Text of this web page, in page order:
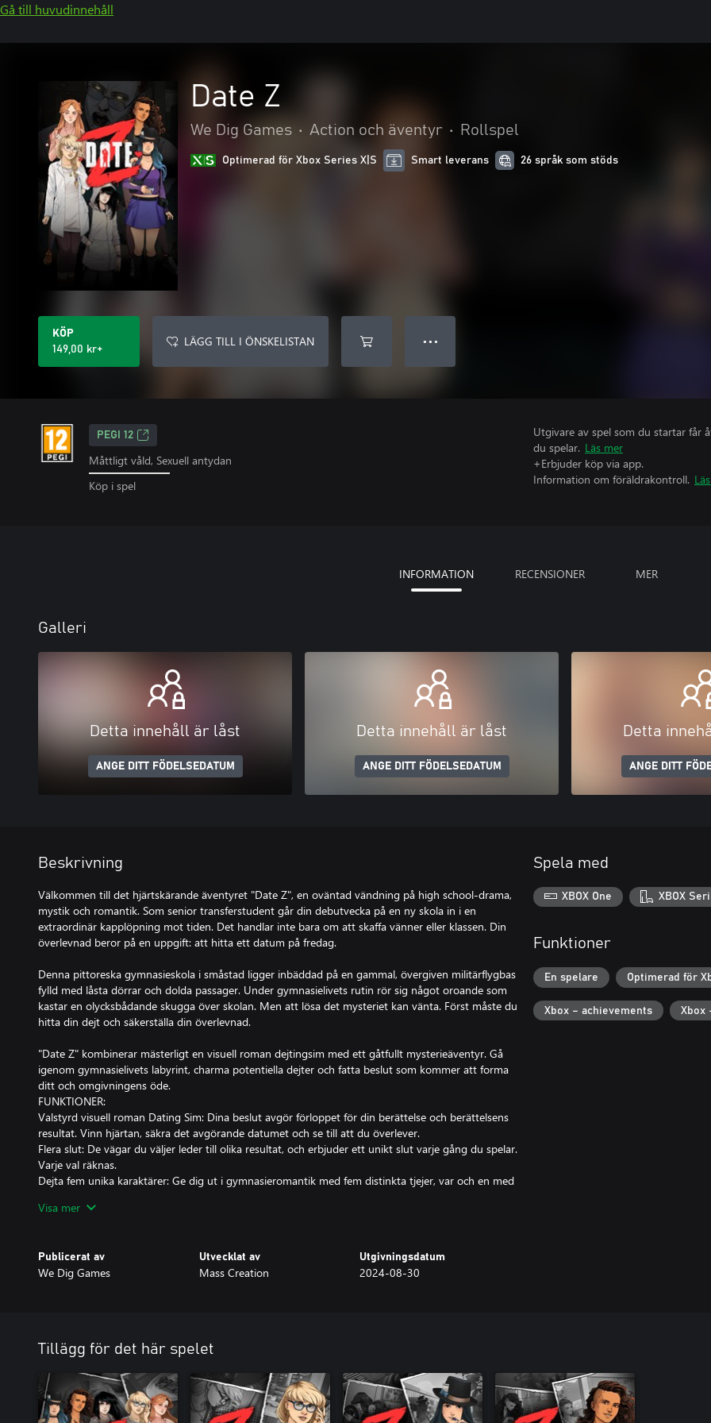
Gå till huvudinnehåll
Date Z
We Dig Games • Action och äventyr • Rollspel
Optimerad för Xbox Series X|S Smart leverans 26 språk som stöds
KÖP
149,00 kr+
LÄGG TILL I ÖNSKELISTAN ● ● ●
PEGI 12
Måttligt våld, Sexuell antydan
Köp i spel
Utgivare av spel som du startar får
du spelar. Läs mer
+Erbjuder köp via app.
Information om föräldrakontroll.
INFORMATION RECENSIONER MER
Galleri
Detta innehåll är låst
ANGE DITT FÖDELSEDATUM
Detta innehåll är låst
ANGE DITT FÖDELSEDATUM
Detta
ANGE DITT
Beskrivning
Välkommen till det hjärtskärande äventyret "Date Z", en oväntad vändning på high school-drama,
mystik och romantik. Som senior transferstudent går din debutvecka på en ny skola in i en
extraordinär kapplöpning mot tiden. Det handlar inte bara om att skaffa vänner eller klassen. Din
överlevnad beror på en uppgift: att hitta ett datum på fredag.
Denna pittoreska gymnasieskola i småstad ligger inbäddad på en gammal, övergiven militärflygbas
fylld med låsta dörrar och dolda passager. Under gymnasielivets rutin rör sig något oroande som
kastar en olycksbådande skugga över skolan. Men att lösa det mysteriet kan vänta. Först måste du
hitta din dejt och säkerställa din överlevnad.
"Date Z" kombinerar mästerligt en visuell roman dejtingsim med ett gåtfullt mysterieäventyr. Gå
igenom gymnasielivets labyrint, charma potentiella dejter och fatta beslut som kommer att forma
ditt och omgivningens öde.
FUNKTIONER:
Valstyrd visuell roman Dating Sim: Dina beslut avgör förloppet för din berättelse och berättelsens
resultat. Vinn hjärtan, säkra det avgörande datumet och se till att du överlever.
Flera slut: De vägar du väljer leder till olika resultat, och erbjuder ett unikt slut varje gång du spelar.
Varje val räknas.
Dejta fem unika karaktärer: Ge dig ut i gymnasieromantik med fem distinkta tjejer, var och en med
Utforska flera tidslinjer: Med en mystisk enhet kan du navigera genom olika tidslinjer, avslöja unika
före detta militärflygbas. Nyckeln till överlevnad kan vara närmare än du tror.
Vackra bilder i komisk stil: Fördjupa dig i den pulserande världen av "Date Z", väckt till liv av
överlevnad.
Klockan tickar.
Visa mer
Publicerat av
We Dig Games
Utvecklat av
Mass Creation
Utgivningsdatum
2024-08-30
Spela med
XBOX One XBOX
Funktioner
En spelare Optimerad för
Xbox – achievements Xbox
Tillägg för det här spelet